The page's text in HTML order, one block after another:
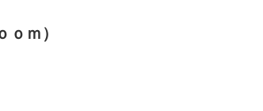
ｏｍ）